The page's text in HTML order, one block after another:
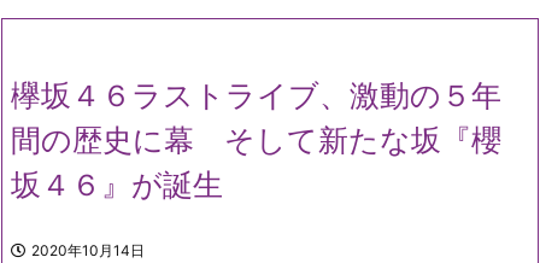
欅坂４６ラストライブ、激動の５年
間の歴史に幕 そして新たな坂『櫻
坂４６』が誕生
2020年10月14日